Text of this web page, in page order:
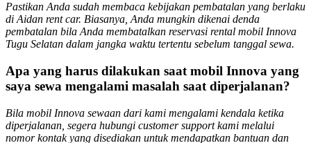
Pastikan Anda sudah membaca kebijakan pembatalan yang berlaku
di Aidan rent car. Biasanya, Anda mungkin dikenai denda
pembatalan bila Anda membatalkan reservasi rental mobil Innova
Tugu Selatan dalam jangka waktu tertentu sebelum tanggal sewa.
Apa yang harus dilakukan saat mobil Innova yang
saya sewa mengalami masalah saat diperjalanan?
Bila mobil Innova sewaan dari kami mengalami kendala ketika
diperjalanan, segera hubungi customer support kami melalui
nomor kontak yang disediakan untuk mendapatkan bantuan dan